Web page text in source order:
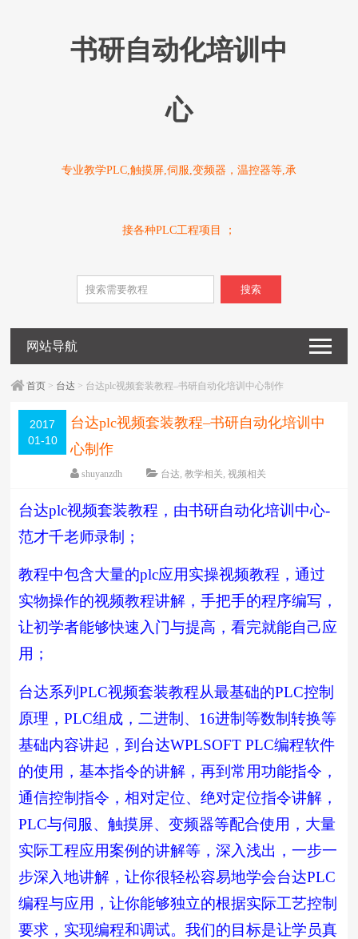
书研自动化培训中
心
专业教学PLC,触摸屏,伺服,变频器，温控器等,承
接各种PLC工程项目 ；
搜索
网站导航
首页 > 台达 > 台达plc视频套装教程–书研自动化培训中心制作
2017
01-10
台达plc视频套装教程–书研自动化培训中
心制作
shuyanzdh 台达,教学相关,视频相关
编辑日期：2020-02-09 字体：大 中 小
台达plc视频套装教程，由书研自动化培训中心-
范才千老师录制；
教程中包含大量的plc应用实操视频教程，通过
实物操作的视频教程讲解，手把手的程序编写，
让初学者能够快速入门与提高，看完就能自己应
用；
台达系列PLC视频套装教程从最基础的PLC控制
原理，PLC组成，二进制、16进制等数制转换等
基础内容讲起，到台达WPLSOFT PLC编程软件
的使用，基本指令的讲解，再到常用功能指令，
通信控制指令，相对定位、绝对定位指令讲解，
PLC与伺服、触摸屏、变频器等配合使用，大量
实际工程应用案例的讲解等，深入浅出，一步一
步深入地讲解，让你很轻松容易地学会台达PLC
编程与应用，让你能够独立的根据实际工艺控制
要求，实现编程和调试。我们的目标是让学员真